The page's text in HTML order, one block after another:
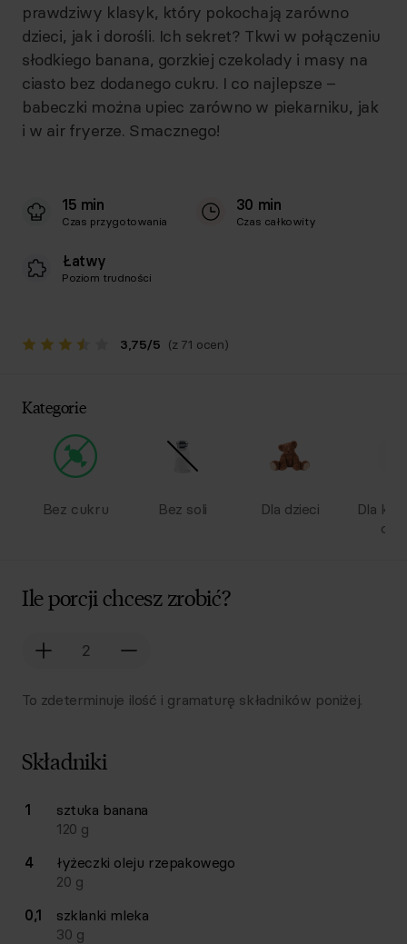
prawdziwy klasyk, który pokochają zarówno
dzieci, jak i dorośli. Ich sekret? Tkwi w połączeniu
słodkiego banana, gorzkiej czekolady i masy na
ciasto bez dodanego cukru. I co najlepsze –
babeczki można upiec zarówno w piekarniku, jak
i w air fryerze. Smacznego!
15 min
Czas przygotowania
30 min
Czas całkowity
Łatwy
Poziom trudności
3,75/5 (z 71 ocen)
Kategorie
Bez cukru Bez soli Dla dzieci
Dla
Ile porcji chcesz zrobić?
To zdeterminuje ilość i gramaturę składników poniżej.
Składniki
Lista składników przepisu z ilościami i wagami
IlośćSkładnik
1 sztuka banana
120 g
4
łyżeczki oleju rzepakowego
20 g
0,1
szklanki mleka
30 g